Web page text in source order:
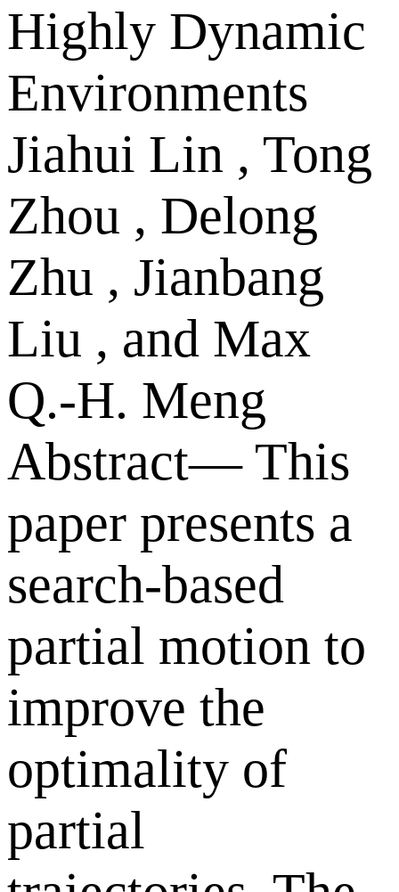
Highly Dynamic
Environments
Jiahui Lin , Tong
Zhou , Delong
Zhu , Jianbang
Liu , and Max
Q.-H. Meng
Abstract— This
paper presents a
search-based
partial motion to
improve the
optimality of
partial